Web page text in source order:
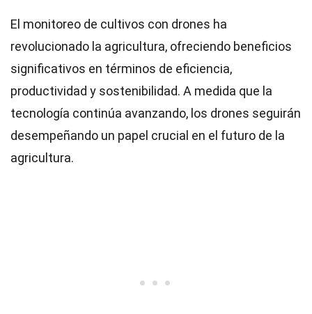
El monitoreo de cultivos con drones ha
revolucionado la agricultura, ofreciendo beneficios
significativos en términos de eficiencia,
productividad y sostenibilidad. A medida que la
tecnología continúa avanzando, los drones seguirán
desempeñando un papel crucial en el futuro de la
agricultura.